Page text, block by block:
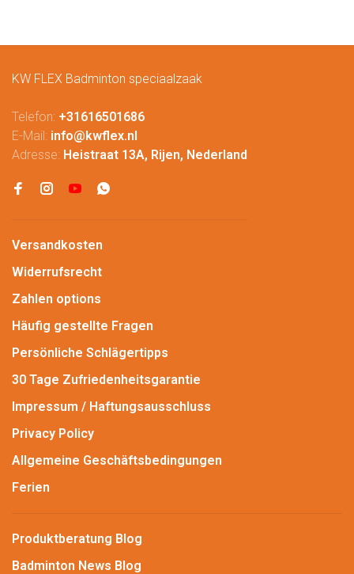
KW FLEX Badminton speciaalzaak
Telefon: +31616501686
E-Mail: info@kwflex.nl
Adresse: Heistraat 13A, Rijen, Nederland
Versandkosten
Widerrufsrecht
Zahlen options
Häufig gestellte Fragen
Persönliche Schlägertipps
30 Tage Zufriedenheitsgarantie
Impressum / Haftungsausschluss
Privacy Policy
Allgemeine Geschäftsbedingungen
Ferien
Produktberatung Blog
Badminton News Blog